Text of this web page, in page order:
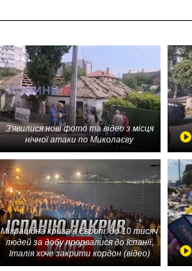
З'явилися нові фото та відео з місця
нічної атаки по Миколаєву
Міграційна криза в Європі: до 10 тисяч
людей за добу прорвалися до Іспанії,
Італія хоче закрити кордон (відео)